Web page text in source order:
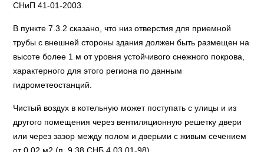
СНиП 41-01-2003.
В пункте 7.3.2 сказано, что низ отверстия для приемной
трубы с внешней стороны здания должен быть размещен на
высоте более 1 м от уровня устойчивого снежного покрова,
характерного для этого региона по данным
гидрометеостанций.
Чистый воздух в котельную может поступать с улицы и из
другого помещения через вентиляционную решетку двери
или через зазор между полом и дверьми с живым сечением